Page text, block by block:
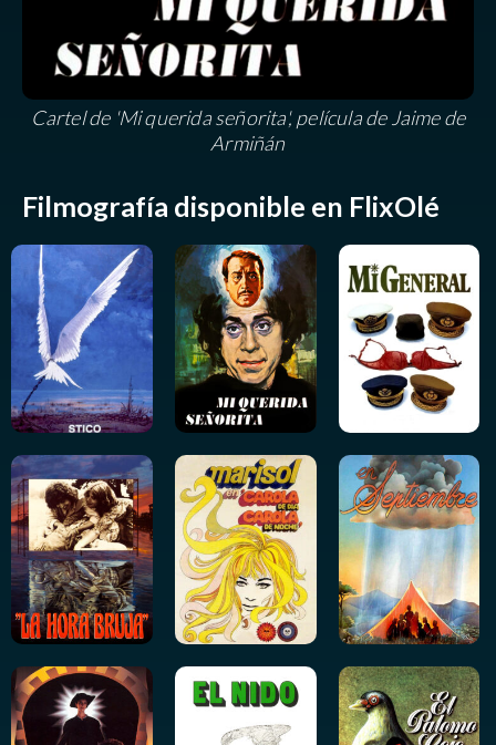
Cartel de 'Mi querida señorita', película de Jaime de
Armiñán
Filmografía disponible en FlixOlé